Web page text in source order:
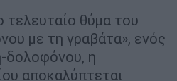
τελευταίο θύμα του
με τη γραβάτα», ενός
δολοφόνου, η
αποκαλύπτεται